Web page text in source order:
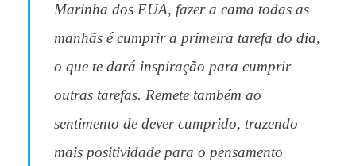
Marinha dos EUA, fazer a cama todas as
manhãs é cumprir a primeira tarefa do dia,
o que te dará inspiração para cumprir
outras tarefas. Remete também ao
sentimento de dever cumprido, trazendo
mais positividade para o pensamento